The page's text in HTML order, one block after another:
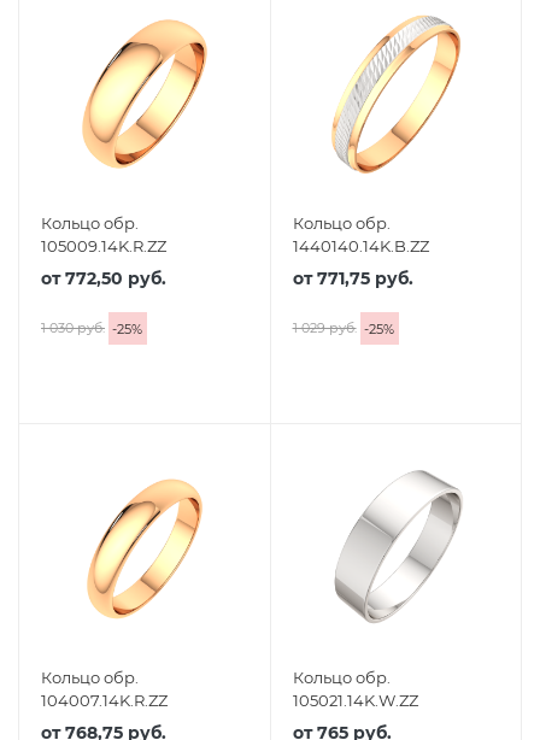
Кольцо обр.
105009.14K.R.ZZ
от772,50 руб.
1 030 руб. -25%
Кольцо обр.
1440140.14K.B.ZZ
от771,75 руб.
1 029 руб. -25%
Кольцо обр.
104007.14K.R.ZZ
от768,75 руб.
Кольцо обр.
105021.14K.W.ZZ
от765 руб.